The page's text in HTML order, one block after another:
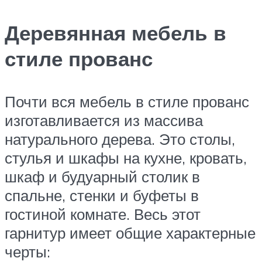
Деревянная мебель в
стиле прованс
Почти вся мебель в стиле прованс
изготавливается из массива
натурального дерева. Это столы,
стулья и шкафы на кухне, кровать,
шкаф и будуарный столик в
спальне, стенки и буфеты в
гостиной комнате. Весь этот
гарнитур имеет общие характерные
черты: